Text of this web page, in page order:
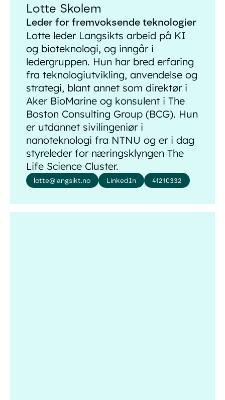
Lotte Skolem
Leder for fremvoksende teknologier
Lotte leder Langsikts arbeid på KI
og bioteknologi, og inngår i
ledergruppen. Hun har bred erfaring
fra teknologiutvikling, anvendelse og
strategi, blant annet som direktør i
Aker BioMarine og konsulent i The
Boston Consulting Group (BCG). Hun
er utdannet sivilingeniør i
nanoteknologi fra NTNU og er i dag
styreleder for næringsklyngen The
Life Science Cluster.
lotte@langsikt.no LinkedIn 41210332